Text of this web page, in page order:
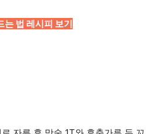
법 레시피 보기